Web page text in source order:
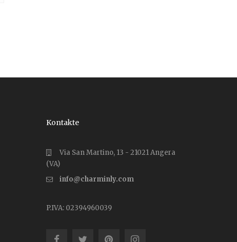
Kontakte
Via San Martino, 13 - 21021 Angera
(VA)
info@charminly.com
P.IVA: 02394960039